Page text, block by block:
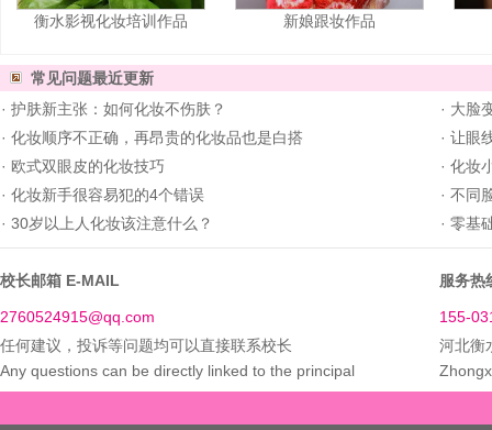
衡水影视化妆培训作品 新娘跟妆作品
常见问题最近更新
· 护肤新主张：如何化妆不伤肤？ · 大脸
· 化妆顺序不正确，再昂贵的化妆品也是白搭 · 让眼
· 欧式双眼皮的化妆技巧 · 化妆
· 化妆新手很容易犯的4个错误 · 不同
· 30岁以上人化妆该注意什么？ · 零基
校长邮箱 E-MAIL 服务热
2760524915@qq.com
155-
任何建议，投诉等问题均可以直接联系校长
河北衡
Any questions can be directly linked to the principal